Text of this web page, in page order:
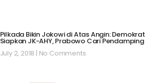
Pilkada Bikin Jokowi di Atas Angin: Demokrat
Siapkan JK-AHY, Prabowo Cari Pendamping
July 2, 2018 No Comments